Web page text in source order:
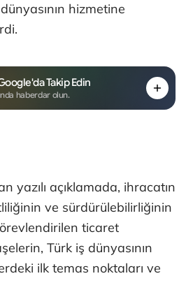
hizmetine
Takip Edin
haberdar olun.
yazılı açıklamada, ihracatın
ve sürdürülebilirliğinin
ticaret
Türk iş dünyasının
ilk temas noktaları ve